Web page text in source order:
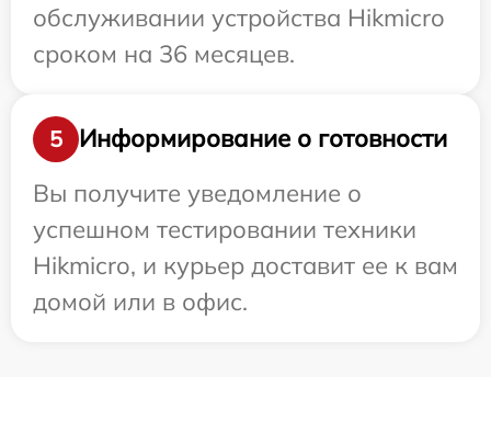
обслуживании устройства Hikmicro
сроком на 36 месяцев.
5
Информирование о готовности
Вы получите уведомление о
успешном тестировании техники
Hikmicro, и курьер доставит ее к вам
домой или в офис.